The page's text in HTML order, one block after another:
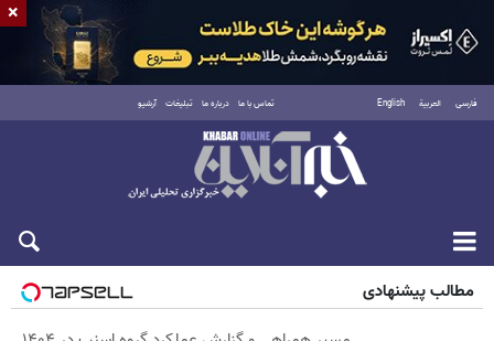
فارسی العربية English تماس با ما درباره ما تبلیغات آرشیو
پنجشنبه ۱۵ مرداد ۱۴۰۵
مطالب پیشنهادی
×